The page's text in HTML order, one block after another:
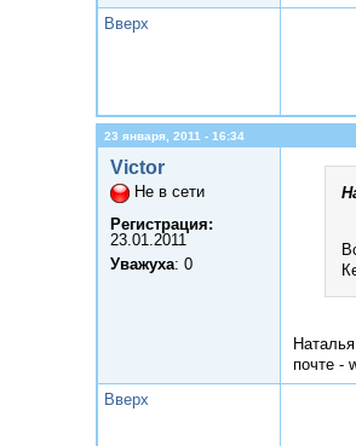
Вверх
23 января, 2011 - 16:34
Victor
Не в сети
Регистрация:
23.01.2011
Уважуха: 0
почте -
Вверх